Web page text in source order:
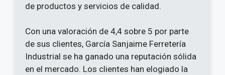
de productos y servicios de calidad.
Con una valoración de 4,4 sobre 5 por parte
de sus clientes, García Sanjaime Ferretería
Industrial se ha ganado una reputación sólida
en el mercado. Los clientes han elogiado la